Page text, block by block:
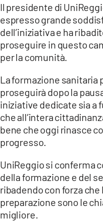
Il presidente di
espresso grande
dell’iniziativa e ha
proseguire in questo
per la comunità.
La formazione sanitaria
proseguirà dopo la
iniziative dedicate sia a
che all’intera
bene che oggi rinasce
progresso.
UniReggio si conferma
della formazione e del
ribadendo con forza che
preparazione sono le
migliore.